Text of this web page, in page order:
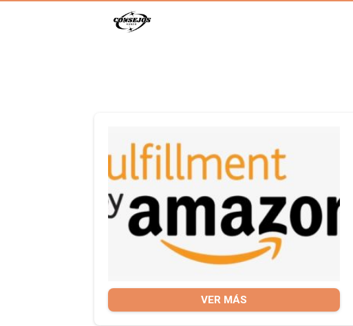
VER MÁS